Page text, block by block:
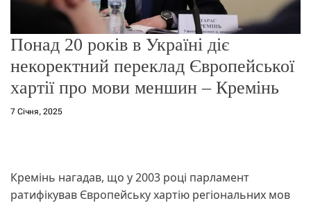
Понад 20 років в Україні діє
некоректний переклад Європейської
хартії про мови меншин – Кремінь
7 Січня, 2025
Кремінь нагадав, що у 2003 році парламент
ратифікував Європейську хартію регіональних мов